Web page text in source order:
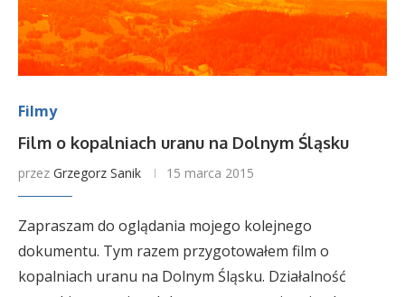
Filmy
Film o kopalniach uranu na Dolnym Śląsku
przez Grzegorz Sanik 15 marca 2015
Zapraszam do oglądania mojego kolejnego
dokumentu. Tym razem przygotowałem film o
kopalniach uranu na Dolnym Śląsku. Działalność